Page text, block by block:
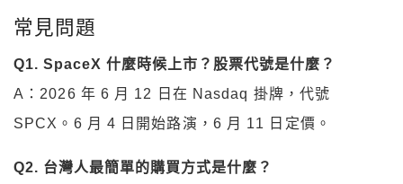
常見問題
Q1. SpaceX 什麼時候上市？股票代號是什麼？
A：2026 年 6 月 12 日在 Nasdaq 掛牌，代號
SPCX。6 月 4 日開始路演，6 月 11 日定價。
Q2. 台灣人最簡單的購買方式是什麼？